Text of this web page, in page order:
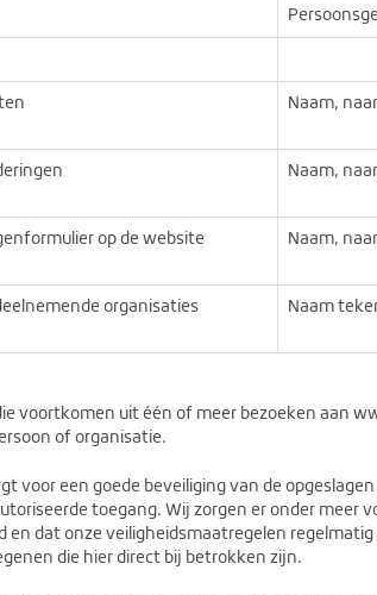
Naam,
Naam,
op de website Naam,
organisaties Naam
voortkomen uit één of meer bezoeken aan
of organisatie.
voor een goede beveiliging van de
toegang. Wij zorgen er onder meer
en dat onze veiligheidsmaatregelen
die hier direct bij betrokken zijn.